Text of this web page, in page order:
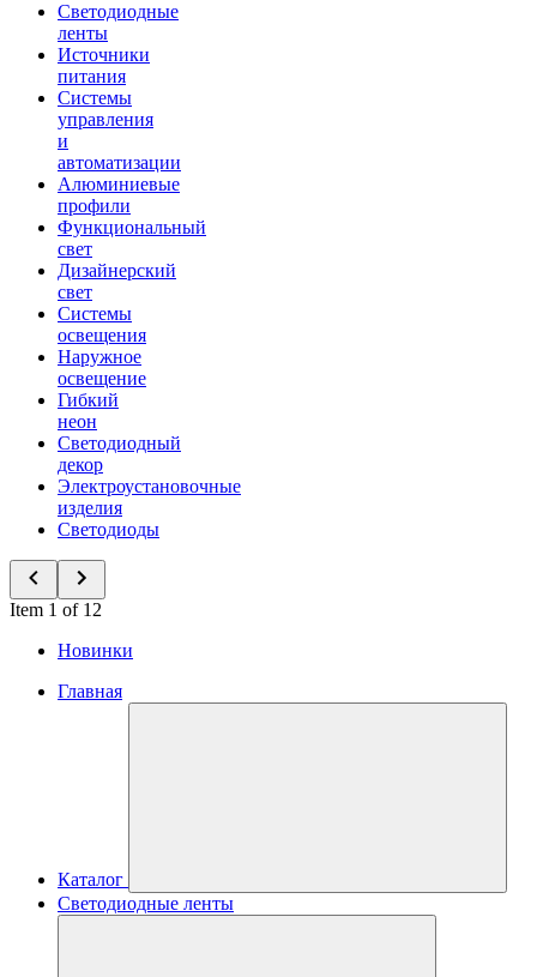
Светодиодные
ленты
Источники
питания
Системы
управления
и
автоматизации
Алюминиевые
профили
Функциональный
свет
Дизайнерский
свет
Системы
освещения
Наружное
освещение
Гибкий
неон
Светодиодный
декор
Электроустановочные
изделия
Светодиоды
Item 1 of 12
Новинки
Главная
Каталог
Светодиодные ленты